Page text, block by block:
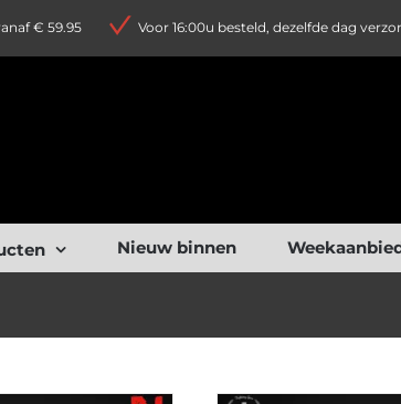
€ 59.95 Voor 16:00u besteld, dezelfde dag
Nieuw binnen